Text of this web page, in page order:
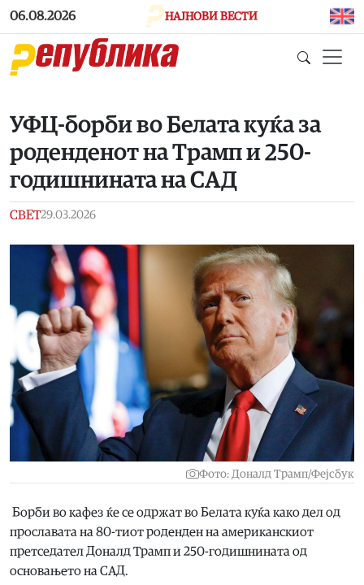
Skip to main content
06.08.2026 НАЈНОВИ ВЕСТИ
УФЦ-борби во Белата куќа за
роденденот на Трамп и 250-
годишнината на САД
СВЕТ29.03.2026
Фото: Доналд Трамп/Фејсбук
Борби во кафез ќе се одржат во Белата куќа како дел од
прославата на 80-тиот роденден на американскиот
претседател Доналд Трамп и 250-годишнината од
основањето на САД.